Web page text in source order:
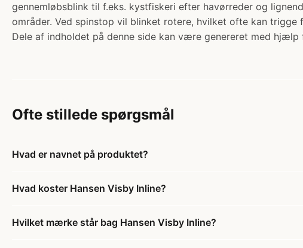
gennemløbsblink til f.eks. kystfiskeri efter havørreder og
områder. Ved spinstop vil blinket rotere, hvilket ofte kan trigge
Dele af indholdet på denne side kan være genereret med hjælp
Ofte stillede spørgsmål
Hvad er navnet på produktet?
Hvad koster Hansen Visby Inline?
Hvilket mærke står bag Hansen Visby Inline?